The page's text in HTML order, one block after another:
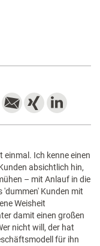
einmal. Ich kenne einen
absichtlich hin,
– mit Anlauf in die
'dummen' Kunden mit
Weisheit
damit einen großen
nicht will, der hat
für ihn